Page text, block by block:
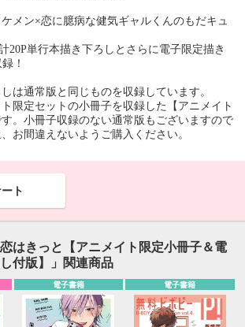
メン×恋に臆病な健気ギャルくんのもだキュ
20P単行本描き下ろしとさらに電子限定描き
！
は通常版と同じものを収録しています。
限定セットの小冊子を収録した【アニメイト
。小冊子収録のない通常版もございますので
お間違えないようご購入ください。
ト
恋はきっと【アニメイト限定小冊子＆電
付版】」関連商品
電子書籍 電子書籍